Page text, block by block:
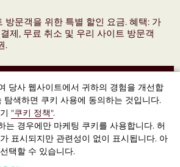
방문객을 위한 특별 할인 요금. 혜택: 가
제, 무료 취소 및 우리 사이트 방문객
.
Days (부티크호텔 세븐데이즈) , 프라하
당사 웹사이트에서 귀하의 경험을 개선합
탐색하면 쿠키 사용에 동의하는 것입니다.
"쿠키 정책".
는 경우에만 마케팅 쿠키를 사용합니다. 허
표시되지만 관련성이 없이 표시됩니다. 아
택할 수 있습니다.